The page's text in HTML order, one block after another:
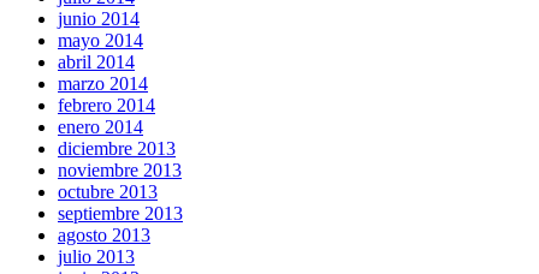
junio 2014
mayo 2014
abril 2014
marzo 2014
febrero 2014
enero 2014
diciembre 2013
noviembre 2013
octubre 2013
septiembre 2013
agosto 2013
julio 2013